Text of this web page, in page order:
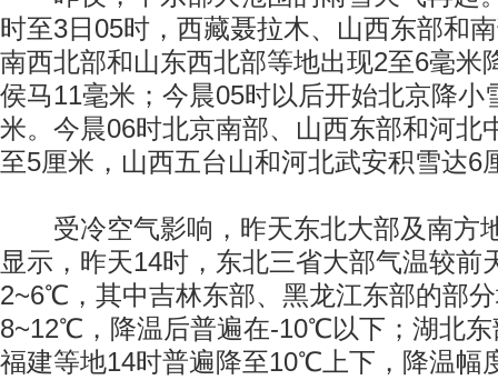
时至3日05时，西藏聂拉木、山西东部和
南西北部和山东西北部等地出现2至6毫米
侯马11毫米；今晨05时以后开始北京降小
米。今晨06时北京南部、山西东部和河北
至5厘米，山西五台山和河北武安积雪达6
受冷空气影响，昨天东北大部及南方
显示，昨天14时，东北三省大部气温较前
2~6℃，其中吉林东部、黑龙江东部的部
8~12℃，降温后普遍在-10℃以下；湖北东
福建等地14时普遍降至10℃上下，降温幅